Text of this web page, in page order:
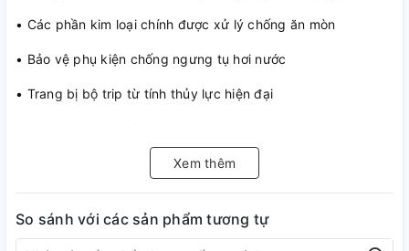
• Các phần kim loại chính được xử lý chống ăn mòn
• Bảo vệ phụ kiện chống ngưng tụ hơi nước
• Trang bị bộ trip từ tính thủy lực hiện đại
• Bảo vệ hiệu quả chống quá tải và ngắn mạch trong hệ
• Lắp đặt dễ dàng, kết nối nhanh chóng qua kẹp thiết bị đầu
cuối
Xem thêm
So sánh với các sản phẩm tương tự